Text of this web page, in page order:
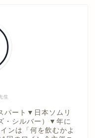
生
パート▼日本ソムリ
・シルバー）▼年に
ンは「何を飲むかよ